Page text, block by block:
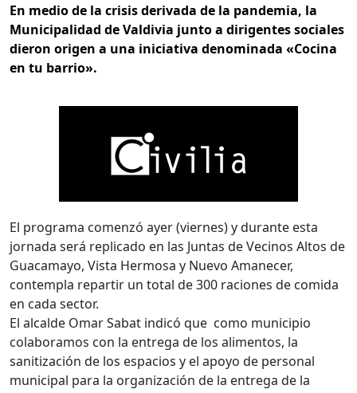
En medio de la crisis derivada de la pandemia, la
Municipalidad de Valdivia junto a dirigentes sociales
dieron origen a una iniciativa denominada «Cocina
en tu barrio».
El programa comenzó ayer (viernes) y durante esta
jornada será replicado en las Juntas de Vecinos Altos de
Guacamayo, Vista Hermosa y Nuevo Amanecer,
contempla repartir un total de 300 raciones de comida
en cada sector.
El alcalde Omar Sabat indicó que como municipio
colaboramos con la entrega de los alimentos, la
sanitización de los espacios y el apoyo de personal
municipal para la organización de la entrega de la